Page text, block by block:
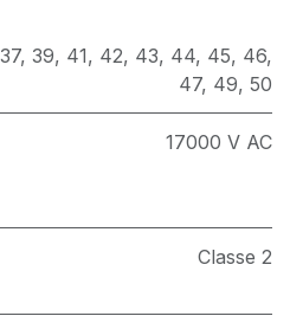
37, 39, 41, 42, 43, 44, 45, 46,
47, 49, 50
17000 V AC
Classe 2